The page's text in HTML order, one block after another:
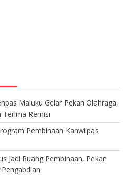
Maluku Gelar Pekan Olahraga,
Terima Remisi
Pembinaan Kanwilpas
Jadi Ruang Pembinaan, Pekan